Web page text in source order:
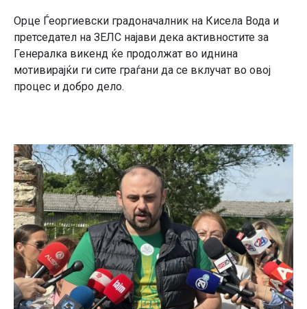
Орце Ѓеоргиевски градоначалник на Кисела Вода и
претседател на ЗЕЛС најави дека активностите за
Генералка викенд ќе продолжат во иднина
мотивирајќи ги сите граѓани да се вклучат во овој
процес и добро дело.